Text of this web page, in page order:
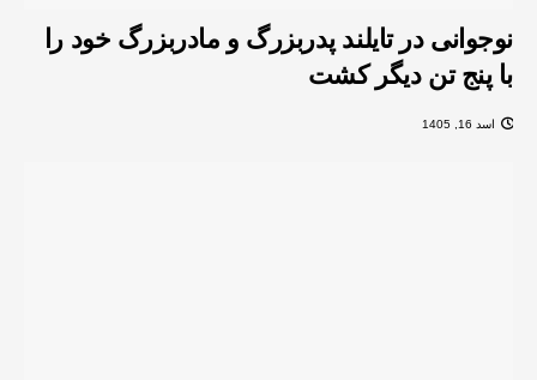
نوجوانی در تایلند پدربزرگ و مادربزرگ خود را
با پنج تن دیگر کشت
اسد 16, 1405